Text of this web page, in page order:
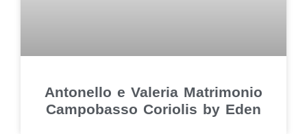
Antonello e Valeria Matrimonio
Campobasso Coriolis by Eden